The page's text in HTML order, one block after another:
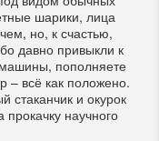
шарики, лица
но, к счастью,
давно привыкли к
пополняете
– всё как положено.
стаканчик и окурок
научного